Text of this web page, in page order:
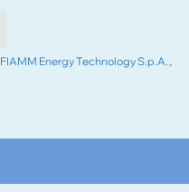
FIAMM Energy Technology S.p.A.。